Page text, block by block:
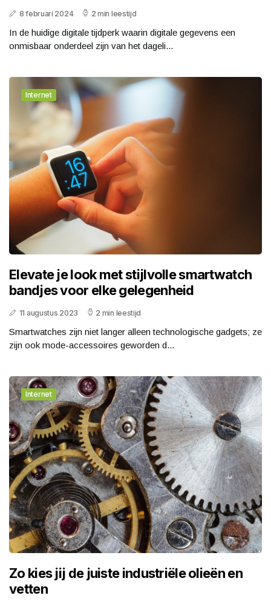
8 februari 2024 2 min leestijd
In de huidige digitale tijdperk waarin digitale gegevens een
onmisbaar onderdeel zijn van het dageli...
Internet
Elevate je look met stijlvolle smartwatch
bandjes voor elke gelegenheid
11 augustus 2023 2 min leestijd
Smartwatches zijn niet langer alleen technologische gadgets; ze
zijn ook mode-accessoires geworden d...
Internet
Zo kies jij de juiste industriële olieën en
vetten